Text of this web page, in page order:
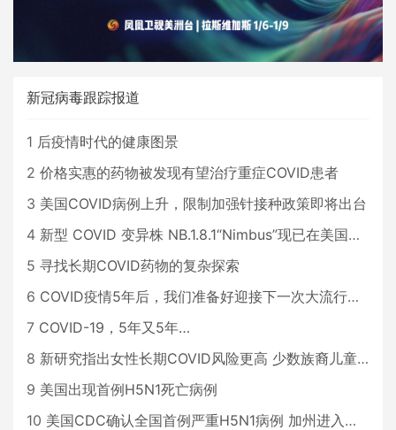
新冠病毒跟踪报道
1 后疫情时代的健康图景
2 价格实惠的药物被发现有望治疗重症COVID患者
3 美国COVID病例上升，限制加强针接种政策即将出台
4 新型 COVID 变异株 NB.1.8.1“Nimbus”现已在美国占据主导地位
5 寻找长期COVID药物的复杂探索
6 COVID疫情5年后，我们准备好迎接下一次大流行了吗？
7 COVID-19，5年又5年…
8 新研究指出女性长期COVID风险更高 少数族裔儿童存在差异
9 美国出现首例H5N1死亡病例
10 美国CDC确认全国首例严重H5N1病例 加州进入紧急状态